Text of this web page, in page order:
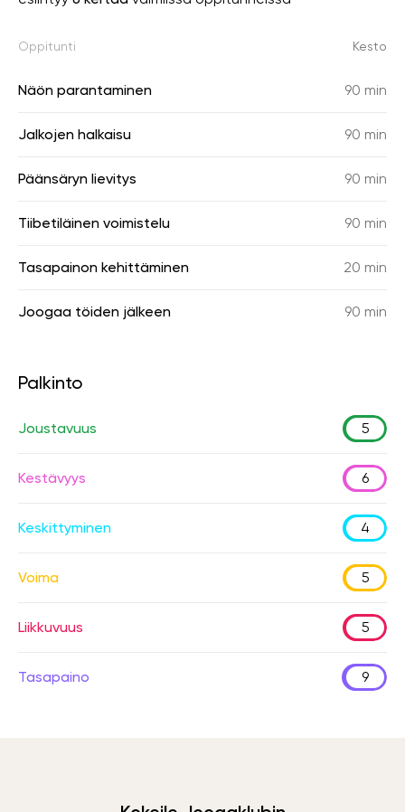
Oppitunti Kesto
Näön parantaminen 90 min
Jalkojen halkaisu 90 min
Päänsäryn lievitys 90 min
Tiibetiläinen voimistelu 90 min
Tasapainon kehittäminen 20 min
Joogaa töiden jälkeen 90 min
Palkinto
Joustavuus 5
Kestävyys 6
Keskittyminen 4
Voima 5
Liikkuvuus 5
Tasapaino 9